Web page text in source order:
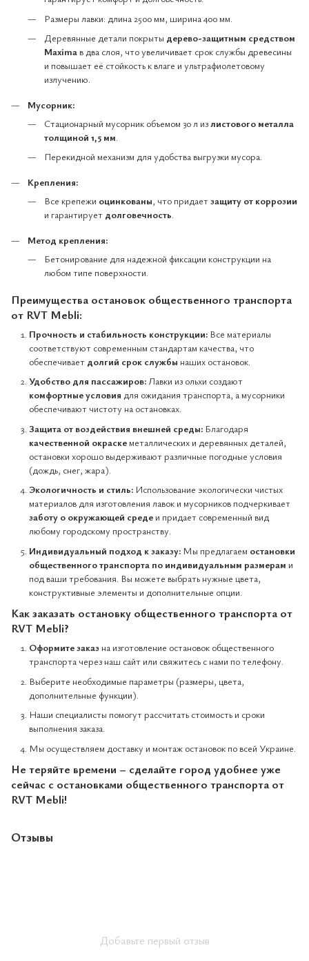
Размеры лавки: длина 2500 мм, ширина 400 мм.
Деревянные детали покрыты дерево-защитным средством
Maxima в два слоя, что увеличивает срок службы древесины
и повышает её стойкость к влаге и ультрафиолетовому
излучению.
Мусорник:
Стационарный мусорник объемом 30 л излистового металла
толщиной 1,5 мм.
Перекидной механизм для удобства выгрузки мусора.
Крепления:
Все крепежи оцинкованы, что придаетзащиту от коррозии
и гарантирует долговечность.
Метод крепления:
Бетонирование для надежной фиксации конструкции на
любом типе поверхности.
Преимущества остановок общественного транспорта
от RVT Mebli:
Прочность и стабильность конструкции: Все материалы
соответствуют современным стандартам качества, что
обеспечивает долгий срок службы наших остановок.
Удобство для пассажиров: Лавки из ольхи создают
комфортные условия для ожидания транспорта, а мусорники
обеспечивают чистоту на остановках.
Защита от воздействия внешней среды: Благодаря
качественной окраске металлических и деревянных деталей,
остановки хорошо выдерживают различные погодные условия
(дождь, снег, жара).
Экологичность и стиль: Использование экологически чистых
материалов для изготовления лавок и мусорников подчеркивает
заботу о окружающей среде и придает современный вид
любому городскому пространству.
Индивидуальный подход к заказу: Мы предлагаем остановки
общественного транспорта по индивидуальным размерам и
под ваши требования. Вы можете выбрать нужные цвета,
конструктивные элементы и дополнительные опции.
Как заказать остановку общественного транспорта от
RVT Mebli?
Оформите заказ на изготовление остановок общественного
транспорта через наш сайт или свяжитесь с нами по телефону.
Выберите необходимые параметры (размеры, цвета,
дополнительные функции).
Наши специалисты помогут рассчитать стоимость и сроки
выполнения заказа.
Мы осуществляем доставку и монтаж остановок по всей Украине.
Не теряйте времени – сделайте город удобнее уже
сейчас с остановками общественного транспорта от
RVT Mebli!
Отзывы
Добавьте первый отзыв